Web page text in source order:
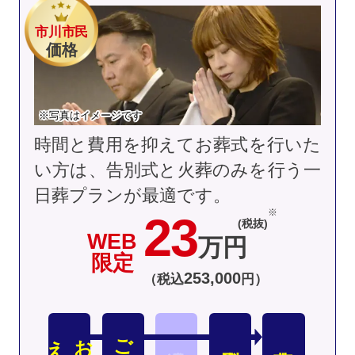
市川市民
価格
※写真はイメージです
WEB
限定 23万円
(税抜)
（税込253,000円）
お
迎
え ご安置
時間と費用を抑えてお葬式を行いた
い方は、告別式と火葬のみを行う一
日葬プランが最適です。